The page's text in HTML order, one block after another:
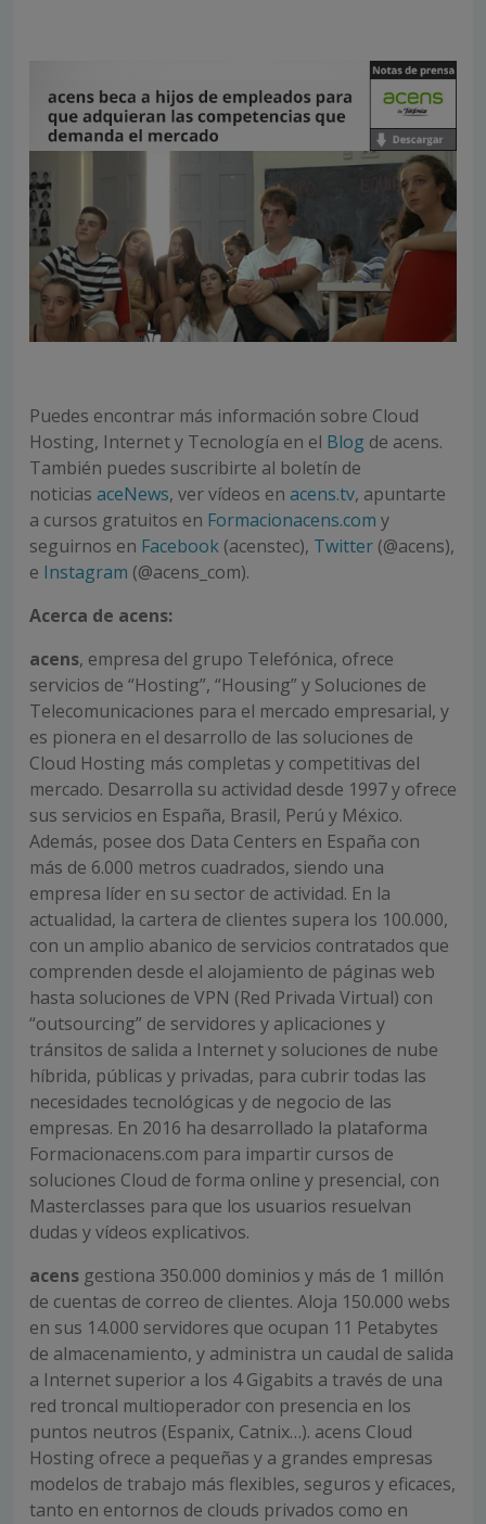
Puedes encontrar más información sobre Cloud
Hosting, Internet y Tecnología en el Blog de acens.
También puedes suscribirte al boletín de
noticias aceNews, ver vídeos en acens.tv, apuntarte
a cursos gratuitos en Formacionacens.com y
seguirnos en Facebook (acenstec), Twitter (@acens),
e Instagram (@acens_com).
Acerca de acens:
acens, empresa del grupo Telefónica, ofrece
servicios de “Hosting”, “Housing” y Soluciones de
Telecomunicaciones para el mercado empresarial, y
es pionera en el desarrollo de las soluciones de
Cloud Hosting más completas y competitivas del
mercado. Desarrolla su actividad desde 1997 y ofrece
sus servicios en España, Brasil, Perú y México.
Además, posee dos Data Centers en España con
más de 6.000 metros cuadrados, siendo una
empresa líder en su sector de actividad. En la
actualidad, la cartera de clientes supera los 100.000,
con un amplio abanico de servicios contratados que
comprenden desde el alojamiento de páginas web
hasta soluciones de VPN (Red Privada Virtual) con
“outsourcing” de servidores y aplicaciones y
tránsitos de salida a Internet y soluciones de nube
híbrida, públicas y privadas, para cubrir todas las
necesidades tecnológicas y de negocio de las
empresas. En 2016 ha desarrollado la plataforma
Formacionacens.com para impartir cursos de
soluciones Cloud de forma online y presencial, con
Masterclasses para que los usuarios resuelvan
dudas y vídeos explicativos.
acens gestiona 350.000 dominios y más de 1 millón
de cuentas de correo de clientes. Aloja 150.000 webs
en sus 14.000 servidores que ocupan 11 Petabytes
de almacenamiento, y administra un caudal de salida
a Internet superior a los 4 Gigabits a través de una
red troncal multioperador con presencia en los
puntos neutros (Espanix, Catnix…). acens Cloud
Hosting ofrece a pequeñas y a grandes empresas
modelos de trabajo más flexibles, seguros y eficaces,
tanto en entornos de clouds privados como en